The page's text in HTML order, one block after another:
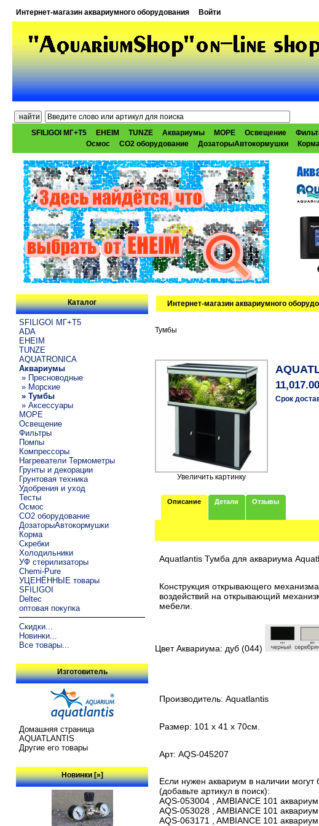
Интернет-магазин аквариумного оборудования Войти
SFILIGOI МГ+Т5 EHEIM TUNZE Аквариумы МОРЕ Освещение
Осмос
CO2 оборудование ДозаторыАвтокормушки
Каталог
SFILIGOI МГ+Т5
ADA
EHEIM
TUNZE
AQUATRONICA
Аквариумы
» Пресноводные
» Морские
» Тумбы
» Аксессуары
МОРЕ
Освещение
Фильтры
Помпы
Компрессоры
Нагреватели Термометры
Грунты и декорации
Грунтовая техника
Удобрения и уход
Тесты
Осмос
CO2 оборудование
ДозаторыАвтокормушки
Корма
Скребки
Холодильники
УФ стерилизаторы
Chemi-Pure
УЦЕНЁННЫЕ товары
SFILIGOI
Deltec
оптовая покупка
Скидки...
Новинки...
Все товары...
Изготовитель
Домашняя страница
AQUATLANTIS
Другие его товары
Новинки [»]
Интернет-магазин аквариумного
Тумбы
Увеличить картинку
Срок
Описание Детали Отзывы
Aquatlantis Тумба для аквариума
Конструкция открывающего
воздействий на открывающий
мебели.
Цвет Аквариума: дуб (044)
Производитель: Aquatlantis
Размер: 101 х 41 х 70см.
Арт: AQS-045207
Если нужен аквариум в наличии
(добавьте артикул в поиск):
AQS-053004 , AMBIANCE 101
AQS-053028 , AMBIANCE 101
AQS-063171 , AMBIANCE 101